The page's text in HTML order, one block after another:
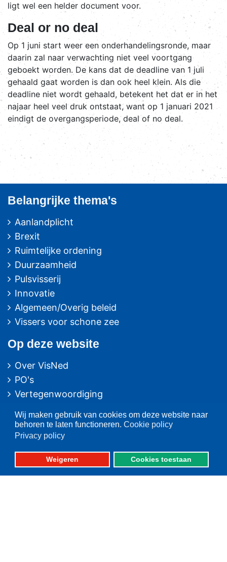
Wij maken gebruik van cookies om deze website naar
behoren te laten functioneren. Cookie policy
Privacy policy
Weigeren Cookies toestaan
ligt wel een helder document voor.
Deal or no deal
Op 1 juni start weer een onderhandelingsronde, maar
daarin zal naar verwachting niet veel voortgang
geboekt worden. De kans dat de deadline van 1 juli
gehaald gaat worden is dan ook heel klein. Als die
deadline niet wordt gehaald, betekent het dat er in het
najaar heel veel druk ontstaat, want op 1 januari 2021
eindigt de overgangsperiode, deal of no deal.
Belangrijke thema's
Aanlandplicht
Brexit
Ruimtelijke ordening
Duurzaamheid
Pulsvisserij
Innovatie
Algemeen/Overig beleid
Vissers voor schone zee
Op deze website
Over VisNed
PO's
Vertegenwoordiging
Nieuwsarchief
Postbus 59